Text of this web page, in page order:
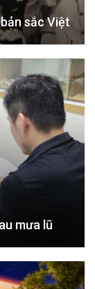
sắc Việt
mưa lũ